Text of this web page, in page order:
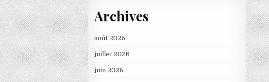
Archives
août 2026
juillet 2026
juin 2026